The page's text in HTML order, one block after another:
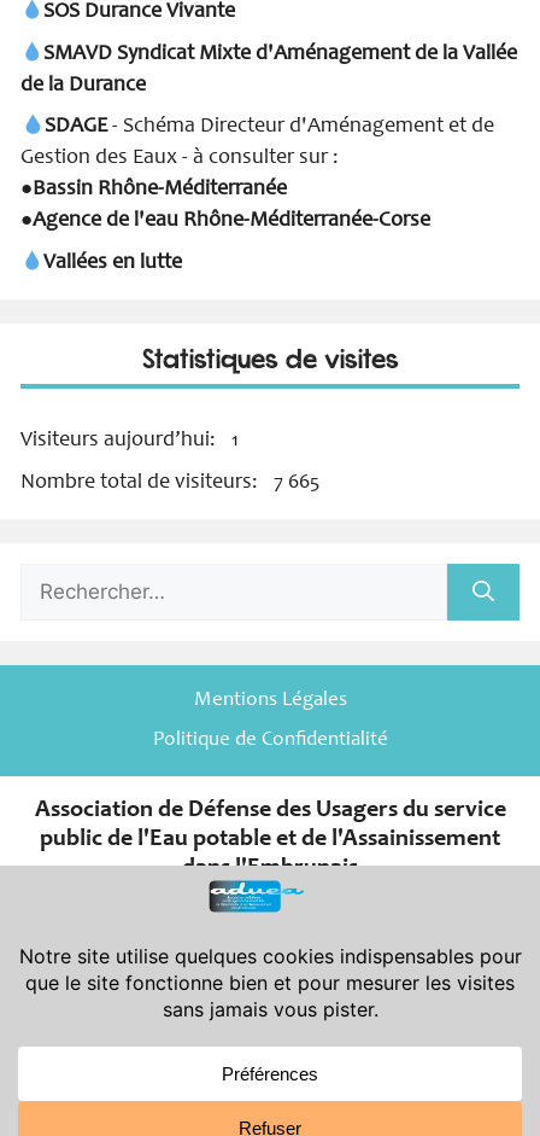
SOS Durance Vivante
SMAVD Syndicat Mixte d'Aménagement de la Vallée
de la Durance
SDAGE- Schéma Directeur d'Aménagement et de
Gestion des Eaux - à consulter sur :
●Bassin Rhône-Méditerranée
●Agence de l'eau Rhône-Méditerranée-Corse
Vallées en lutte
Statistiques de visites
Visiteurs aujourd’hui: 1
Nombre total de visiteurs: 7 665
Rechercher :
Mentions Légales
Politique de Confidentialité
Association de Défense des Usagers du service
public de l'Eau potable et de l'Assainissement
dans l'Embrunais
erjuillet 1901 et de son décret d’application
Déclarée en Préfecture des Hautes-Alpes le 08-11-2007 sous le
n° W052001966 - Publiée au J.O. le 24-11-2007
Siège Social : Aduea - 6 rue Saint-Pierre - 05200 Embrun
Siège Administratif : Aduea - 47 rue Victor Maurel - 05200 Embrun